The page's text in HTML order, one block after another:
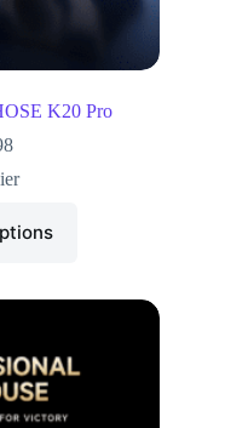
K20 Pro